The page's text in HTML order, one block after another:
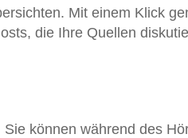
Mit einem Klick
die Ihre Quellen
können während des